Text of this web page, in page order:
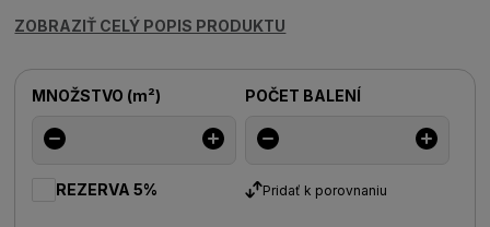
ZOBRAZIŤ CELÝ POPIS PRODUKTU
MNOŽSTVO (m²) POČET BALENÍ
REZERVA 5% Pridať k porovnaniu